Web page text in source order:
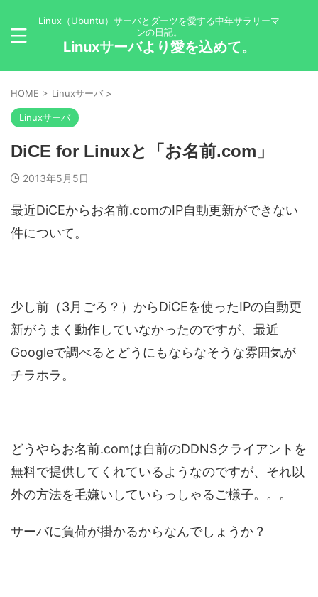
Linux（Ubuntu）サーバとダーツを愛する中年サラリーマ
ンの日記。
Linuxサーバより愛を込めて。
HOME > Linuxサーバ >
Linuxサーバ
DiCE for Linuxと「お名前.com」
2013年5月5日
最近DiCEからお名前.comのIP自動更新ができない
件について。
少し前（3月ごろ？）からDiCEを使ったIPの自動更
新がうまく動作していなかったのですが、最近
Googleで調べるとどうにもならなそうな雰囲気が
チラホラ。
どうやらお名前.comは自前のDDNSクライアントを
無料で提供してくれているようなのですが、それ以
外の方法を毛嫌いしていらっしゃるご様子。。。
サーバに負荷が掛かるからなんでしょうか？